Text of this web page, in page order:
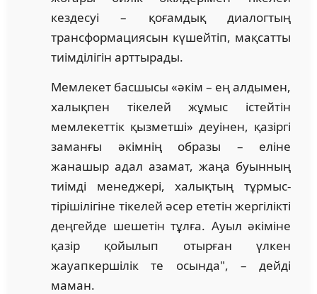
кездесуі – қоғамдық диалогтың
трансформациясын күшейтіп, мақсатты
тиімділігін арттырады.
Мемлекет басшысы «әкім – ең алдымен,
халықпен тікелей жұмыс істейтін
мемлекеттік қызметші» деуінен, қазіргі
заманғы әкімнің образы – еліне
жанашыр адал азамат, жаңа буынның
тиімді менеджері, халықтың тұрмыс-
тірішілігіне тікелей әсер ететін жергілікті
деңгейде шешетін тұлға. Ауыл әкіміне
қазір қойылып отырған үлкен
жауапкершілік те осында", – дейді
маман.